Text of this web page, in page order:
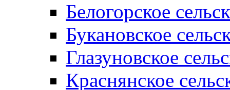
Белогорское
Букановское
Глазуновское
Краснянское